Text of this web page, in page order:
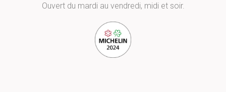
Ouvert du mardi au vendredi, midi et soir.